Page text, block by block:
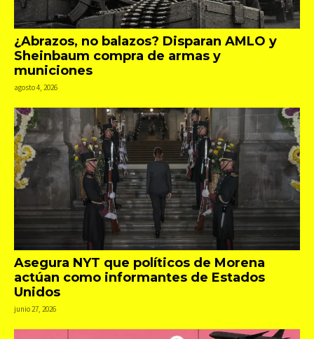
¿Abrazos, no balazos? Disparan AMLO y
Sheinbaum compra de armas y
municiones
agosto 4, 2026
Asegura NYT que políticos de Morena
actúan como informantes de Estados
Unidos
junio 27, 2026